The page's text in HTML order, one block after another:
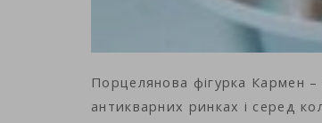
Порцелянова фігурка Кармен –
антикварних ринках і серед